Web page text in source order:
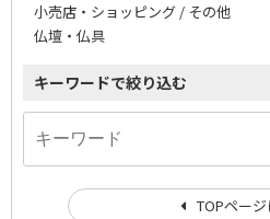
小売店・ショッピング / その他
仏壇・仏具
キーワードで絞り込む
TOPペー